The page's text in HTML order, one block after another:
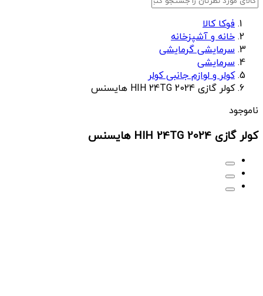
فوکا کالا
خانه و آشپزخانه
سرمایشی گرمایشی
سرمایشی
کولر و لوازم جانبی کولر
کولر گازی HIH 24TG 2024 هایسنس
ناموجود
کولر گازی HIH 24TG 2024 هایسنس